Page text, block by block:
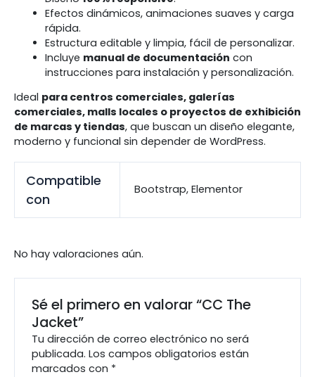
Efectos dinámicos, animaciones suaves y carga
rápida.
Estructura editable y limpia, fácil de personalizar.
Incluye manual de documentación con
instrucciones para instalación y personalización.
Ideal para centros comerciales, galerías
comerciales, malls locales o proyectos de exhibición
de marcas y tiendas, que buscan un diseño elegante,
moderno y funcional sin depender de WordPress.
Compatible
con
Bootstrap, Elementor
No hay valoraciones aún.
Sé el primero en valorar “CC The
Jacket”
Tu dirección de correo electrónico no será
publicada. Los campos obligatorios están
marcados con *